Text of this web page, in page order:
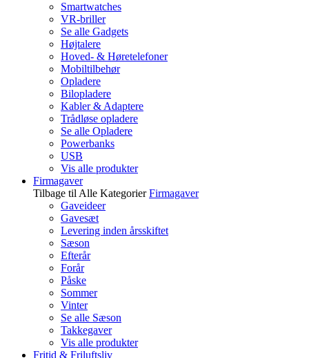
Smartwatches
VR-briller
Se alle Gadgets
Højtalere
Hoved- & Høretelefoner
Mobiltilbehør
Opladere
Bilopladere
Kabler & Adaptere
Trådløse opladere
Se alle Opladere
Powerbanks
USB
Vis alle produkter
Firmagaver
Tilbage til Alle Kategorier Firmagaver
Gaveideer
Gavesæt
Levering inden årsskiftet
Sæson
Efterår
Forår
Påske
Sommer
Vinter
Se alle Sæson
Takkegaver
Vis alle produkter
Fritid & Friluftsliv